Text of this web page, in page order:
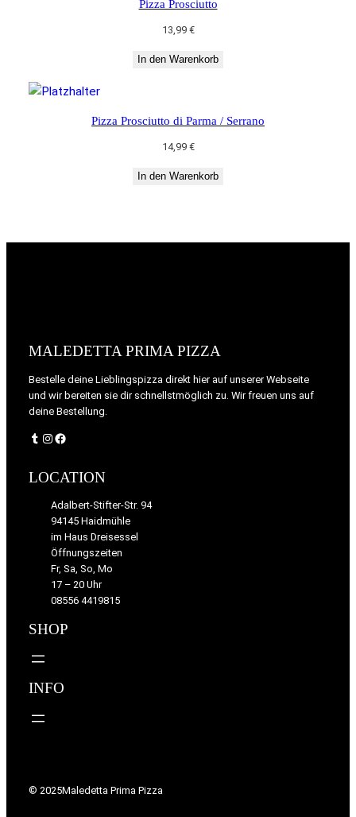
Pizza Prosciutto
13,99 €
In den Warenkorb
Pizza Prosciutto di Parma / Serrano
14,99 €
In den Warenkorb
MALEDETTA PRIMA PIZZA
Bestelle deine Lieblingspizza direkt hier auf unserer Webseite
und wir bereiten sie dir schnellstmöglich zu. Wir freuen uns auf
deine Bestellung.
Instagram Facebook
LOCATION
Adalbert-Stifter-Str. 94
94145 Haidmühle
im Haus Dreisessel
Öffnungszeiten
Fr, Sa, So, Mo
17 – 20 Uhr
08556 4419815
SHOP
INFO
© 2025Maledetta Prima Pizza